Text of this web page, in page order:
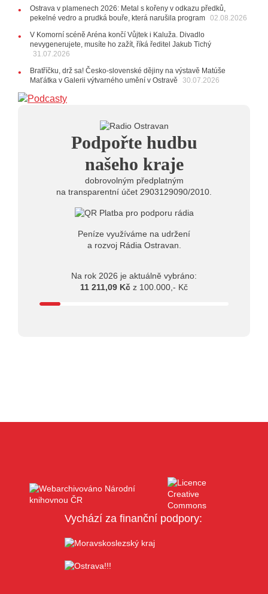
21.07.2026
Výrazná osobnost české alternativní scény zahraje ve
Frýdku-Místku
14:01
herec Dušan Urban
10:03
Pimprléto promění areál Divadla loutek Ostrava v
letní centrum umění, tvoření a sousedských setkání
Ostrava v plamenech 2026: Metal s kořeny v odkazu předků,
pekelné vedro a prudká bouře, která narušila program 02.08.2026
V Komorní scéně Aréna končí Vůjtek i Kaluža. Divadlo
nevygenerujete, musíte ho zažít, říká ředitel Jakub Tichý
31.07.2026
Bratříčku, drž sa! Česko-slovenské dějiny na výstavě Matúše
Maťátka v Galerii výtvarného umění v Ostravě
30.07.2026
Podpořte hudbu
našeho kraje
dobrovolným předplatným
na transparentní účet 2903129090/2010.
Peníze využíváme na udržení
a rozvoj Rádia Ostravan.
Na rok 2026 je aktuálně vybráno:
11 211,09 Kč z 100.000,- Kč
Vychází za finanční podpory: